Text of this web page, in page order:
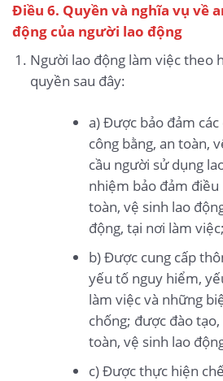
Điều 6. Quyền và nghĩa vụ về
động của người lao động
Người lao động làm việc theo
quyền sau đây:
a) Được bảo đảm
công bằng, an toàn,
cầu người sử dụng
nhiệm bảo đảm điều
toàn, vệ sinh lao
động, tại nơi làm việc;
b) Được cung cấp
yếu tố nguy hiểm,
làm việc và những
chống; được đào
toàn, vệ sinh lao
c) Được thực hiện